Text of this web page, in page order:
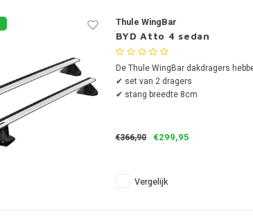
Thule WingBar
BYD Atto 4 sedan
De Thule WingBar dakdragers
✔ set van 2 dragers
✔ stang breedte 8cm
€366,90 €299,95
Vergelijk